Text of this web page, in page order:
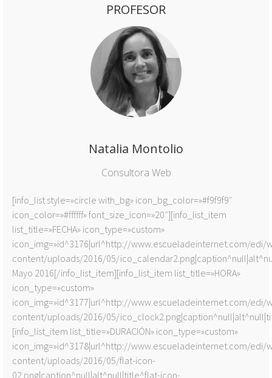
PROFESOR
Natalia Montolio
Consultora Web
[info_list style=»circle with_bg» icon_bg_color=»#f9f9f9″
icon_color=»#ffffff» font_size_icon=»20″][info_list_item
list_title=»FECHA» icon_type=»custom»
icon_img=»id^3176|url^http://www.escueladeinternet.com/edi/
content/uploads/2016/05/
Mayo 2016[/info_list_item][info_list_item list_title=»HORA»
icon_type=»custom»
icon_img=»id^3177|url^http://www.escueladeinternet.com/edi/
content/uploads/2016/05/
[info_list_item list_title=»DURACIÓN» icon_type=»custom»
icon_img=»id^3178|url^http://www.escueladeinternet.com/edi/
content/uploads/2016/05/flat-icon-
02.png|caption^null|alt^null|title^flat-icon-